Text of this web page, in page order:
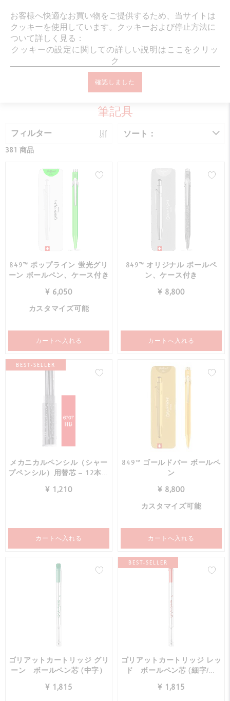
オンラインブティック ホーム 筆記具
筆記具
フィルター ソート：
381 商品
849™ ポップライン 蛍光グリ
ーン ボールペン、ケース付き
¥ 6,050
カスタマイズ可能
カートへ入れる
849™ オリジナル ボールペ
ン、ケース付き
¥ 8,800
カートへ入れる
BEST-SELLER
メカニカルペンシル（シャー
プペンシル）用替芯 – 12本入
¥ 1,210
カートへ入れる
849™ ゴールドバー ボールペ
ン
¥ 8,800
カスタマイズ可能
カートへ入れる
ゴリアットカートリッジ グリ
ーン ボールペン芯 (中字）
¥ 1,815
BEST-SELLER
ゴリアットカートリッジ レッ
ド ボールペン芯 (細字/中
¥ 1,815
お客様へ快適なお買い物をご提供するため、当サイトは
クッキーを使用しています。クッキーおよび停止方法に
ついて詳しく見る：
クッキーの設定に関しての詳しい説明はここをクリッ
ク
確認しました